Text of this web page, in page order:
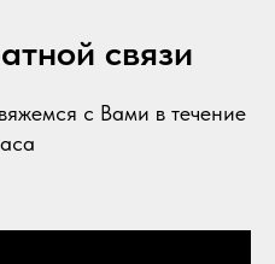
связи
с Вами в течение